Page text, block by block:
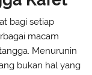
bagi setiap
macam
Menurunin
bukan hal yang